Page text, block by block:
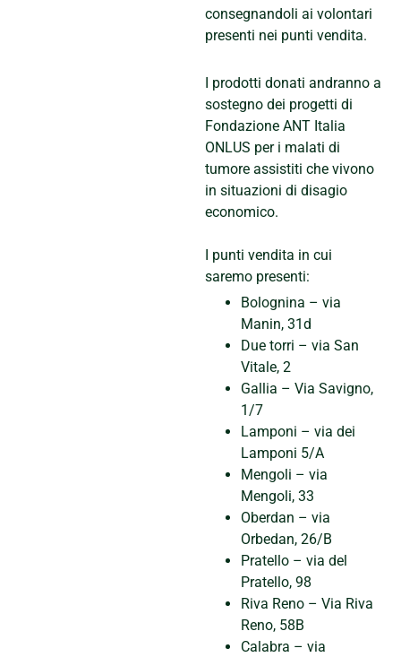
consegnandoli ai volontari
presenti nei punti vendita.
I prodotti donati andranno a
sostegno dei progetti di
Fondazione ANT Italia
ONLUS per i malati di
tumore assistiti che vivono
in situazioni di disagio
economico.
I punti vendita in cui
saremo presenti:
Bolognina – via
Manin, 31d
Due torri – via San
Vitale, 2
Gallia – Via Savigno,
1/7
Lamponi – via dei
Lamponi 5/A
Mengoli – via
Mengoli, 33
Oberdan – via
Orbedan, 26/B
Pratello – via del
Pratello, 98
Riva Reno – Via Riva
Reno, 58B
Calabra – via